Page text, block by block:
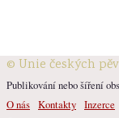
© Unie českých
Publikování nebo šíření
O nás Kontakty Inzerce